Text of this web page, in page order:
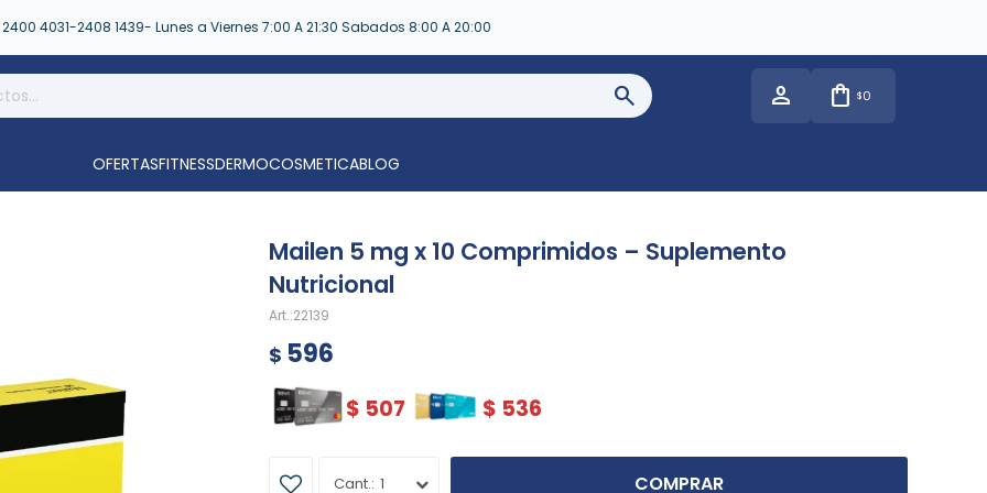
2400 4031-2408 1439- Lunes a Viernes 7:00 A 21:30 Sabados 8:00 A 20:00
$0
OFERTASFITNESSDERMOCOSMETICABLOG
Mailen 5 mg x 10 Comprimidos – Suplemento
Nutricional
22139
$ 596
$ 507 $ 536
1 COMPRAR